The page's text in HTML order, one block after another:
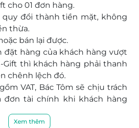
cho 01 đơn hàng.
quy đổi thành tiền mặt, không
thừa.
bán lại được.
đặt hàng của khách hàng vượt
Gift thì khách hàng phải thanh
chênh lệch đó.
VAT, Bác Tôm sẽ chịu trách
đơn tài chính khi khách hàng
bộ sản phẩm của Bác Tôm
Xem thêm